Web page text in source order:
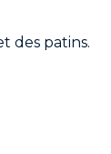
des patins.